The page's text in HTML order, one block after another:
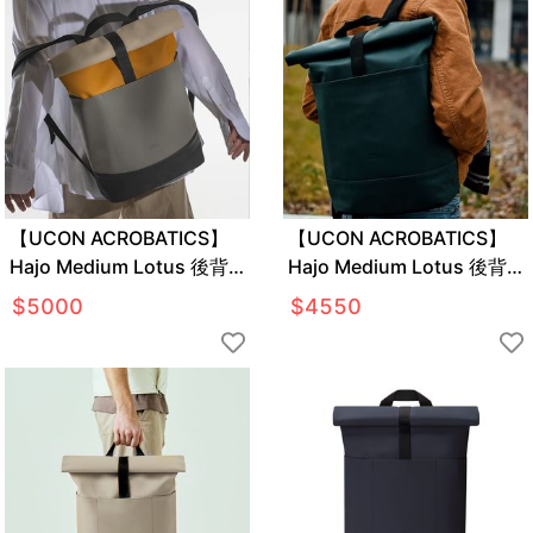
【UCON ACROBATICS】
Hajo Medium Lotus 後背
包
$5000
【UCON ACROBATICS】
Hajo Medium Lotus 後背
包
$4550